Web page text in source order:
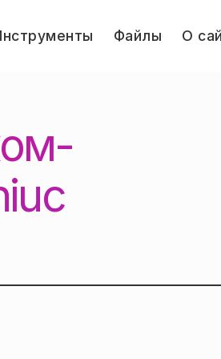
Файлы О